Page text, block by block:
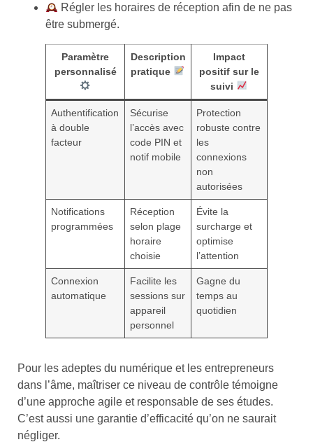
Régler les horaires de réception afin de ne pas
être submergé.
Paramètre
personnalisé
Description
pratique
Impact
positif sur le
suivi
Authentification
à double
facteur
Sécurise
l’accès avec
code PIN et
notif mobile
Protection
robuste contre
les
connexions
non
autorisées
Notifications
programmées
Réception
selon plage
horaire
choisie
Évite la
surcharge et
optimise
l’attention
Connexion
automatique
Facilite les
sessions sur
appareil
personnel
Gagne du
temps au
quotidien
Pour les adeptes du numérique et les entrepreneurs
dans l’âme, maîtriser ce niveau de contrôle témoigne
d’une approche agile et responsable de ses études.
C’est aussi une garantie d’efficacité qu’on ne saurait
négliger.